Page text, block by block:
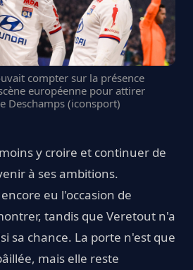
compter sur la présence
européenne pour attirer
Deschamps (iconsport)
y croire et continuer de
à ses ambitions.
eu l'occasion de
tandis que Veretout n'a
sa chance. La porte n'est que
mais elle reste